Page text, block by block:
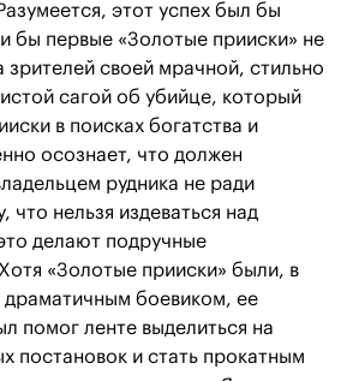
этот успех был бы
бы первые «Золотые прииски» не
зрителей своей мрачной, стильно
сагой об убийце, который
в поисках богатства и
осознает, что должен
рудника не ради
что нельзя издеваться над
делают подручные
«Золотые прииски» были, в
драматичным боевиком, ее
помог ленте выделиться на
постановок и стать прокатным